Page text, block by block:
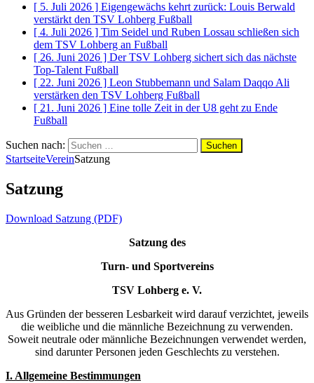
[ 5. Juli 2026 ] Eigengewächs kehrt zurück: Louis Berwald
verstärkt den TSV Lohberg Fußball
[ 4. Juli 2026 ] Tim Seidel und Ruben Lossau schließen sich
dem TSV Lohberg an Fußball
[ 26. Juni 2026 ] Der TSV Lohberg sichert sich das nächste
Top-Talent Fußball
[ 22. Juni 2026 ] Leon Stubbemann und Salam Daqqo Ali
verstärken den TSV Lohberg Fußball
[ 21. Juni 2026 ] Eine tolle Zeit in der U8 geht zu Ende
Fußball
Suchen nach:
StartseiteVereinSatzung
Satzung
Download Satzung (PDF)
Satzung des
Turn- und Sportvereins
TSV Lohberg e. V.
Aus Gründen der besseren Lesbarkeit wird darauf verzichtet, jeweils
die weibliche und die männliche Bezeichnung zu verwenden.
Soweit neutrale oder männliche Bezeichnungen verwendet werden,
sind darunter Personen jeden Geschlechts zu verstehen.
I. Allgemeine Bestimmungen